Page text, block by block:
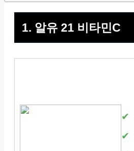
1. 알유 21 비타민C